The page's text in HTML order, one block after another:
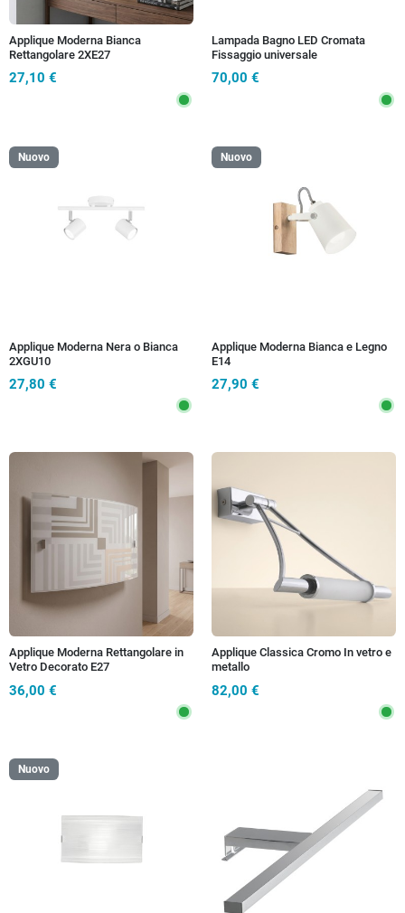
Applique Moderna Bianca
Rettangolare 2XE27
27,10 €
Lampada Bagno LED Cromata
Fissaggio universale
70,00 €
Nuovo
Applique Moderna Nera o Bianca
2XGU10
27,80 €
Nuovo
Applique Moderna Bianca e Legno
E14
27,90 €
Applique Moderna Rettangolare in
Vetro Decorato E27
36,00 €
Applique Classica Cromo In vetro e
metallo
82,00 €
Nuovo